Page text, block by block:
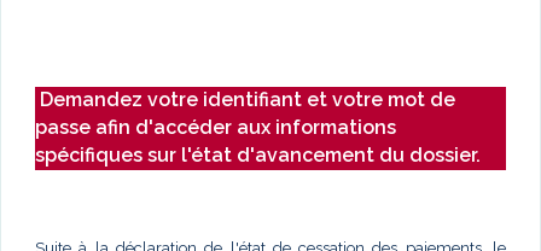
Demandez votre identifiant et votre mot de
passe afin d'accéder aux informations
spécifiques sur l'état d'avancement du dossier.